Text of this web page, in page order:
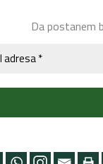
Da postanem